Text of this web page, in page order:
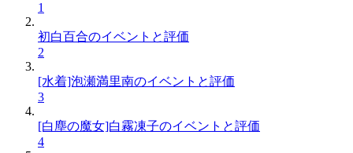
1
初白百合のイベントと評価
2
[水着]泡瀬満里南のイベントと評価
3
[白塵の魔女]白霧凍子のイベントと評価
4